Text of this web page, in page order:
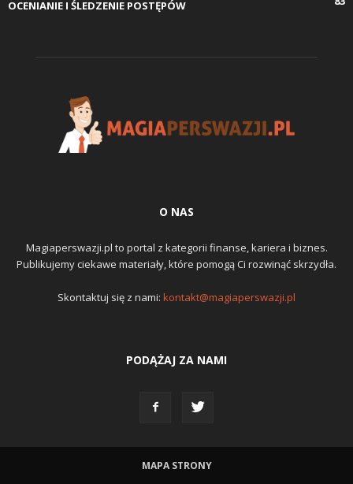
OCENIANIE I ŚLEDZENIE POSTĘPÓW
O NAS
Magiaperswazji.pl to portal z kategorii finanse, kariera i biznes.
Publikujemy ciekawe materiały, które pomogą Ci rozwinąć skrzydła.
Skontaktuj się z nami: kontakt@magiaperswazji.pl
PODĄŻAJ ZA NAMI
MAPA STRONY